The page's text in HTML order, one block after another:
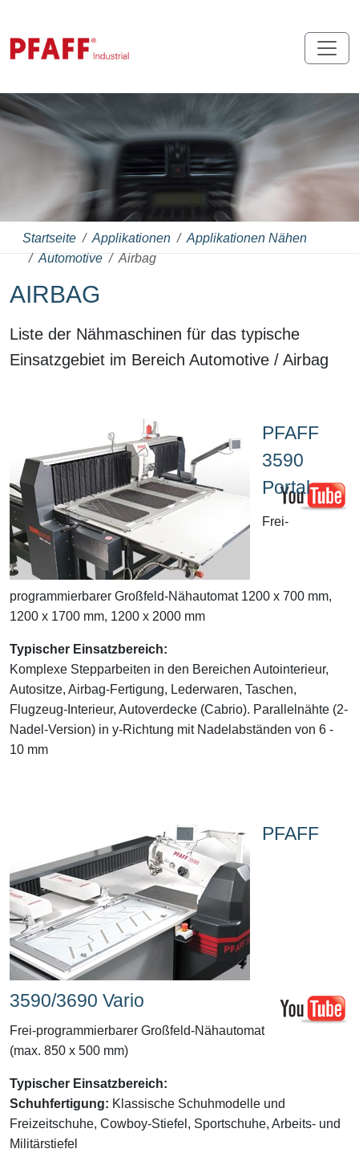
Startseite Applikationen
Applikationen Nähen
Automotive
Airbag
AIRBAG
Liste der Nähmaschinen für das typische
Einsatzgebiet im Bereich Automotive / Airbag
PFAFF
3590
Portal
Frei-
programmierbarer Großfeld-Nähautomat 1200 x 700 mm,
1200 x 1700 mm, 1200 x 2000 mm
Typischer Einsatzbereich:
Komplexe Stepparbeiten in den Bereichen Autointerieur,
Autositze, Airbag-Fertigung, Lederwaren, Taschen,
Flugzeug-Interieur, Autoverdecke (Cabrio). Parallelnähte (2-
Nadel-Version) in y-Richtung mit Nadelabständen von 6 -
10 mm
PFAFF
3590/3690 Vario
Frei-programmierbarer Großfeld-Nähautomat
(max. 850 x 500 mm)
Typischer Einsatzbereich:
Schuhfertigung: Klassische Schuhmodelle und
Freizeitschuhe, Cowboy-Stiefel, Sportschuhe, Arbeits- und
Militärstiefel